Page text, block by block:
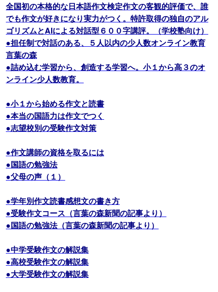
全国初の本格的な日本語作文検定作文の客観的評価で、誰
でも作文が好きになり実力がつく。特許取得の独自のアル
ゴリズムとAIによる対話型６００字講評。（学校塾向け）
●担任制で対話のある、５人以内の少人数オンライン教育
言葉の森
●詰め込む学習から、創造する学習へ。小１から高３のオ
ンライン少人数教育。
●小１から始める作文と読書
●本当の国語力は作文でつく
●志望校別の受験作文対策
●作文講師の資格を取るには
●国語の勉強法
●父母の声（１）
●学年別作文読書感想文の書き方
●受験作文コース（言葉の森新聞の記事より）
●国語の勉強法（言葉の森新聞の記事より）
●中学受験作文の解説集
●高校受験作文の解説集
●大学受験作文の解説集